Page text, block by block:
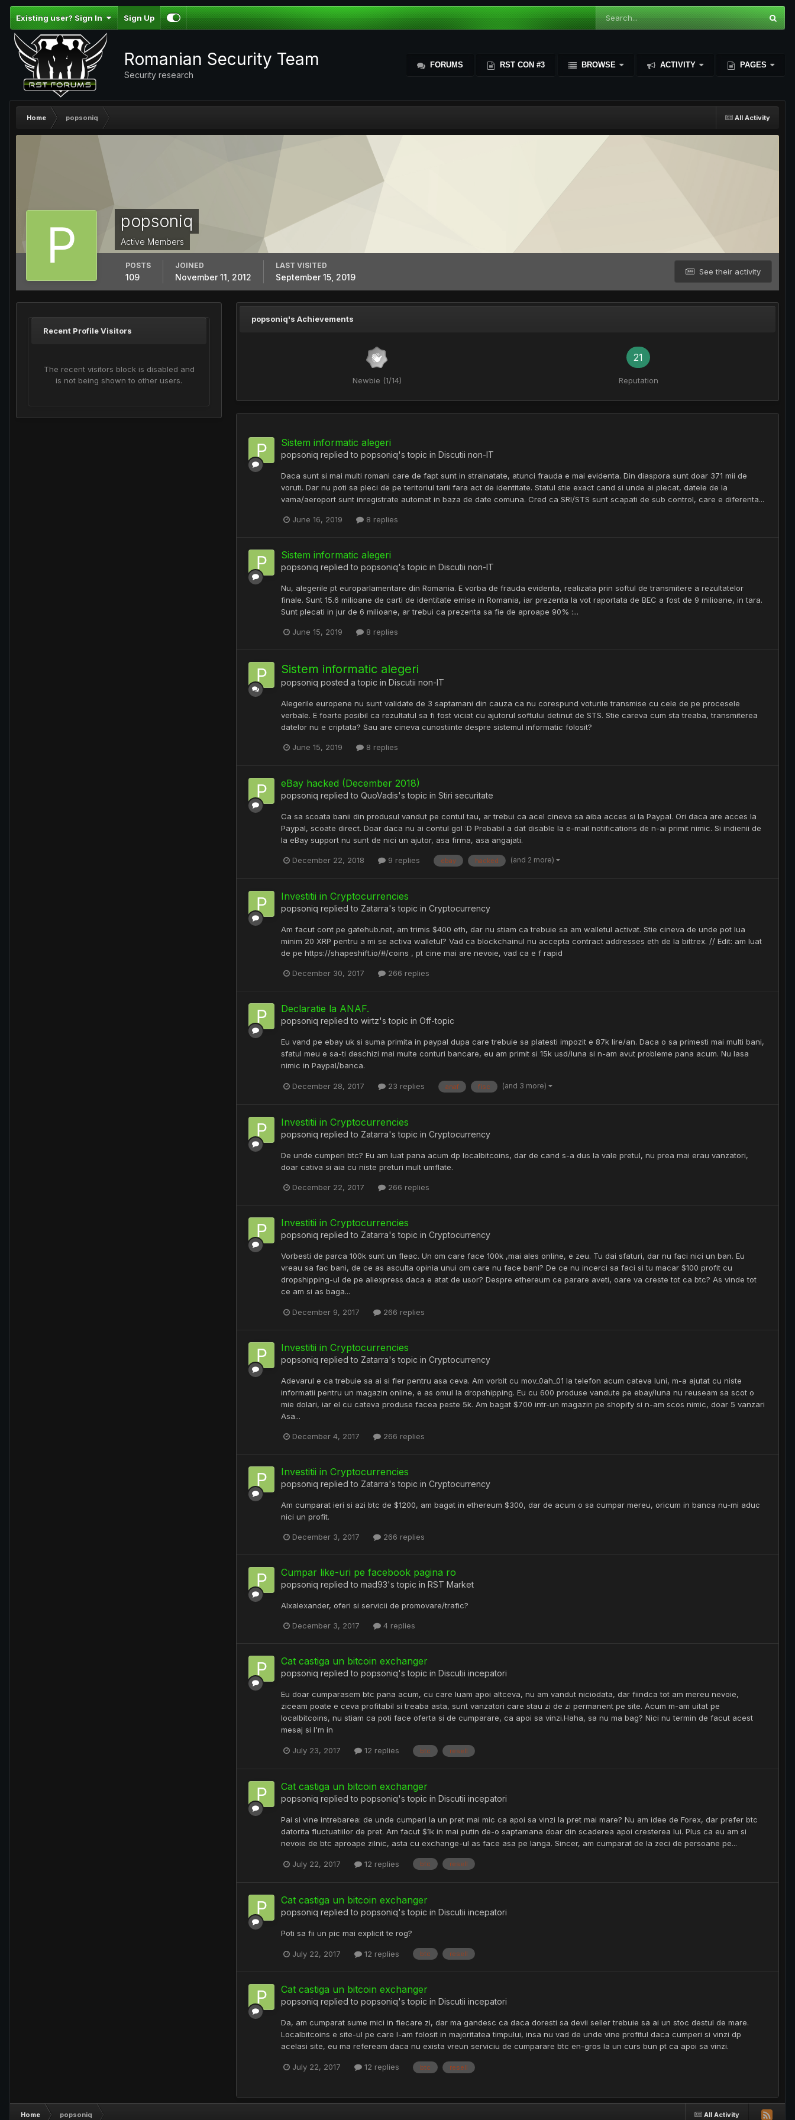
Existing user? Sign In Sign Up
Romanian Security Team
Security research
FORUMS RST CON #3 BROWSE ACTIVITY PAGES
All Activity
Home popsoniq
popsoniq
Active Members
See their activity
POSTS
109
JOINED
November 11, 2012
LAST VISITED
September 15, 2019
Recent Profile Visitors
The recent visitors block is disabled and
is not being shown to other users.
popsoniq's Achievements
Newbie (1/14)
21
Reputation
Sistem informatic alegeri
popsoniq replied to popsoniq's topic in Discutii non-IT
Daca sunt si mai multi romani care de fapt sunt in strainatate, atunci frauda e mai evidenta. Din diaspora sunt doar 371 mii de
voruti. Dar nu poti sa pleci de pe teritoriul tarii fara act de identitate. Statul stie exact cand si unde ai plecat, datele de la
vama/aeroport sunt inregistrate automat in baza de date comuna. Cred ca SRI/STS sunt scapati de sub control, care e diferenta...
June 16, 2019 8 replies
Sistem informatic alegeri
popsoniq replied to popsoniq's topic in Discutii non-IT
Nu, alegerile pt europarlamentare din Romania. E vorba de frauda evidenta, realizata prin softul de transmitere a rezultatelor
finale. Sunt 15.6 milioane de carti de identitate emise in Romania, iar prezenta la vot raportata de BEC a fost de 9 milioane, in tara.
Sunt plecati in jur de 6 milioane, ar trebui ca prezenta sa fie de aproape 90% :...
June 15, 2019 8 replies
Sistem informatic alegeri
popsoniq posted a topic in Discutii non-IT
Alegerile europene nu sunt validate de 3 saptamani din cauza ca nu corespund voturile transmise cu cele de pe procesele
verbale. E foarte posibil ca rezultatul sa fi fost viciat cu ajutorul softului detinut de STS. Stie careva cum sta treaba, transmiterea
datelor nu e criptata? Sau are cineva cunostiinte despre sistemul informatic folosit?
June 15, 2019 8 replies
eBay hacked (December 2018)
popsoniq replied to QuoVadis's topic in Stiri securitate
Ca sa scoata banii din produsul vandut pe contul tau, ar trebui ca acel cineva sa aiba acces si la Paypal. Ori daca are acces la
Paypal, scoate direct. Doar daca nu ai contul gol :D Probabil a dat disable la e-mail notifications de n-ai primit nimic. Si indienii de
la eBay support nu sunt de nici un ajutor, asa firma, asa angajati.
December 22, 2018 9 replies ebay hacked (and 2 more)
Investitii in Cryptocurrencies
popsoniq replied to Zatarra's topic in Cryptocurrency
Am facut cont pe gatehub.net, am trimis $400 eth, dar nu stiam ca trebuie sa am walletul activat. Stie cineva de unde pot lua
minim 20 XRP pentru a mi se activa walletul? Vad ca blockchainul nu accepta contract addresses eth de la bittrex. // Edit: am luat
de pe https://shapeshift.io/#/coins , pt cine mai are nevoie, vad ca e f rapid
December 30, 2017 266 replies
Declaratie la ANAF.
popsoniq replied to wirtz's topic in Off-topic
Eu vand pe ebay uk si suma primita in paypal dupa care trebuie sa platesti impozit e 87k lire/an. Daca o sa primesti mai multi bani,
sfatul meu e sa-ti deschizi mai multe conturi bancare, eu am primit si 15k usd/luna si n-am avut probleme pana acum. Nu lasa
nimic in Paypal/banca.
December 28, 2017 23 replies anaf fisc (and 3 more)
Investitii in Cryptocurrencies
popsoniq replied to Zatarra's topic in Cryptocurrency
De unde cumperi btc? Eu am luat pana acum dp localbitcoins, dar de cand s-a dus la vale pretul, nu prea mai erau vanzatori,
doar cativa si aia cu niste preturi mult umflate.
December 22, 2017 266 replies
Investitii in Cryptocurrencies
popsoniq replied to Zatarra's topic in Cryptocurrency
Vorbesti de parca 100k sunt un fleac. Un om care face 100k ,mai ales online, e zeu. Tu dai sfaturi, dar nu faci nici un ban. Eu
vreau sa fac bani, de ce as asculta opinia unui om care nu face bani? De ce nu incerci sa faci si tu macar $100 profit cu
dropshipping-ul de pe aliexpress daca e atat de usor? Despre ethereum ce parare aveti, oare va creste tot ca btc? As vinde tot
ce am si as baga...
December 9, 2017 266 replies
Investitii in Cryptocurrencies
popsoniq replied to Zatarra's topic in Cryptocurrency
Adevarul e ca trebuie sa ai si fler pentru asa ceva. Am vorbit cu mov_0ah_01 la telefon acum cateva luni, m-a ajutat cu niste
informatii pentru un magazin online, e as omul la dropshipping. Eu cu 600 produse vandute pe ebay/luna nu reuseam sa scot o
mie dolari, iar el cu cateva produse facea peste 5k. Am bagat $700 intr-un magazin pe shopify si n-am scos nimic, doar 5 vanzari
Asa...
December 4, 2017 266 replies
Investitii in Cryptocurrencies
popsoniq replied to Zatarra's topic in Cryptocurrency
Am cumparat ieri si azi btc de $1200, am bagat in ethereum $300, dar de acum o sa cumpar mereu, oricum in banca nu-mi aduc
nici un profit.
December 3, 2017 266 replies
Cumpar like-uri pe facebook pagina ro
popsoniq replied to mad93's topic in RST Market
Alxalexander, oferi si servicii de promovare/trafic?
December 3, 2017 4 replies
Cat castiga un bitcoin exchanger
popsoniq replied to popsoniq's topic in Discutii incepatori
Eu doar cumparasem btc pana acum, cu care luam apoi altceva, nu am vandut niciodata, dar fiindca tot am mereu nevoie,
ziceam poate e ceva profitabil si treaba asta, sunt vanzatori care stau zi de zi permanent pe site. Acum m-am uitat pe
localbitcoins, nu stiam ca poti face oferta si de cumparare, ca apoi sa vinzi.Haha, sa nu ma bag? Nici nu termin de facut acest
mesaj si I'm in
July 23, 2017 12 replies btc resell
Cat castiga un bitcoin exchanger
popsoniq replied to popsoniq's topic in Discutii incepatori
Pai si vine intrebarea: de unde cumperi la un pret mai mic ca apoi sa vinzi la pret mai mare? Nu am idee de Forex, dar prefer btc
datorita fluctuatiilor de pret. Am facut $1k in mai putin de-o saptamana doar din scaderea apoi cresterea lui. Plus ca eu am si
nevoie de btc aproape zilnic, asta cu exchange-ul as face asa pe langa. Sincer, am cumparat de la zeci de persoane pe...
July 22, 2017 12 replies btc resell
Cat castiga un bitcoin exchanger
popsoniq replied to popsoniq's topic in Discutii incepatori
Poti sa fii un pic mai explicit te rog?
July 22, 2017 12 replies btc resell
Cat castiga un bitcoin exchanger
popsoniq replied to popsoniq's topic in Discutii incepatori
Da, am cumparat sume mici in fiecare zi, dar ma gandesc ca daca doresti sa devii seller trebuie sa ai un stoc destul de mare.
Localbitcoins e site-ul pe care l-am folosit in majoritatea timpului, insa nu vad de unde vine profitul daca cumperi si vinzi dp
acelasi site, eu ma refeream daca nu exista vreun serviciu de cumparare btc en-gros la un curs bun pt ca apoi sa vinzi.
July 22, 2017 12 replies btc resell
All Activity
Home popsoniq